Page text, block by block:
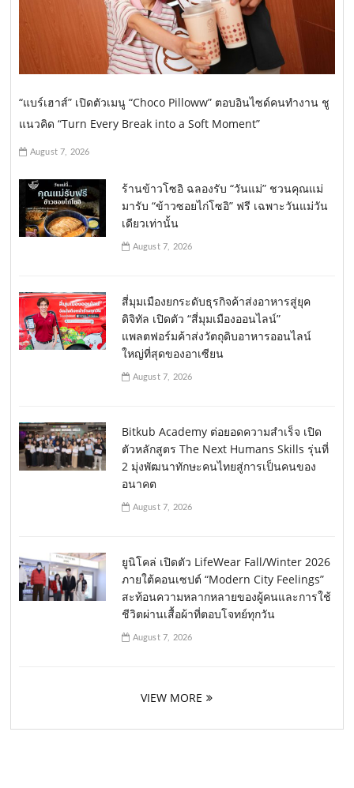
“แบร์เฮาส์” เปิดตัวเมนู “Choco Pilloww” ตอบอินไซด์คนทำงาน ชู
แนวคิด “Turn Every Break into a Soft Moment”
August 7, 2026
ร้านข้าวโซอิ ฉลองรับ “วันแม่” ชวนคุณแม่
มารับ “ข้าวซอยไก่โซอิ” ฟรี เฉพาะวันแม่วัน
เดียวเท่านั้น
August 7, 2026
สี่มุมเมืองยกระดับธุรกิจค้าส่งอาหารสู่ยุค
ดิจิทัล เปิดตัว “สี่มุมเมืองออนไลน์”
แพลตฟอร์มค้าส่งวัตถุดิบอาหารออนไลน์
ใหญ่ที่สุดของอาเซียน
August 7, 2026
Bitkub Academy ต่อยอดความสำเร็จ เปิด
ตัวหลักสูตร The Next Humans Skills รุ่นที่
2 มุ่งพัฒนาทักษะคนไทยสู่การเป็นคนของ
อนาคต
August 7, 2026
ยูนิโคล่ เปิดตัว LifeWear Fall/Winter 2026
ภายใต้คอนเซปต์ “Modern City Feelings”
สะท้อนความหลากหลายของผู้คนและการใช้
ชีวิตผ่านเสื้อผ้าที่ตอบโจทย์ทุกวัน
August 7, 2026
VIEW MORE